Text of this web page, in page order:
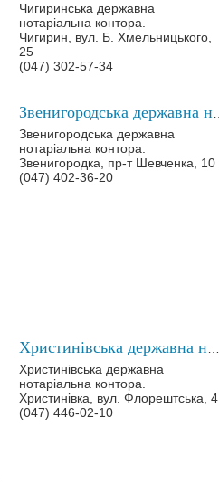
Чигиринська державна
нотаріальна контора.
Чигирин, вул. Б. Хмельницького,
25
(047) 302-57-34
Звенигородська державна
нотаріальна контора.
Звенигородка, пр-т Шевченка, 10
(047) 402-36-20
Христинівська державна
нотаріальна контора.
Христинівка, вул. Флорештська, 4
(047) 446-02-10